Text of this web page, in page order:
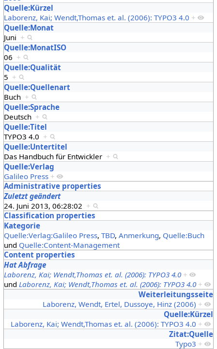
Quelle:Kürzel
Laborenz, Kai; Wendt,Thomas et. al. (2006): TYPO3 4.0 +
Quelle:Monat
Juni +
Quelle:MonatISO
06 +
Quelle:Qualität
5 +
Quelle:Quellenart
Buch +
Quelle:Sprache
Deutsch +
Quelle:Titel
TYPO3 4.0 +
Quelle:Untertitel
Das Handbuch für Entwickler +
Quelle:Verlag
Galileo Press +
Administrative properties
Zuletzt geändert
24. Juni 2013, 06:28:02 +
Classification properties
Kategorie
Quelle:Verlag:Galileo Press, TBD, Anmerkung, Quelle:Buch
und Quelle:Content-Management
Content properties
Hat Abfrage
Laborenz, Kai; Wendt,Thomas et. al. (2006): TYPO3 4.0 +
und Laborenz, Kai; Wendt,Thomas et. al. (2006): TYPO3 4.0 +
Weiterleitungsseite
Laborenz, Wendt, Ertel, Dussoye, Hinz (2006) +
Quelle:Kürzel
Laborenz, Kai; Wendt,Thomas et. al. (2006): TYPO3 4.0 +
Zitat:Quelle
Typo3 +